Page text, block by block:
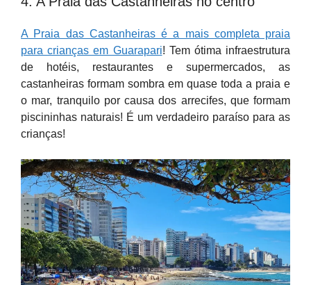
A Praia das Castanheiras é a mais completa praia
para crianças em Guarapari! Tem ótima infraestrutura
de hotéis, restaurantes e supermercados, as
castanheiras formam sombra em quase toda a praia e
o mar, tranquilo por causa dos arrecifes, que formam
piscininhas naturais! É um verdadeiro paraíso para as
crianças!